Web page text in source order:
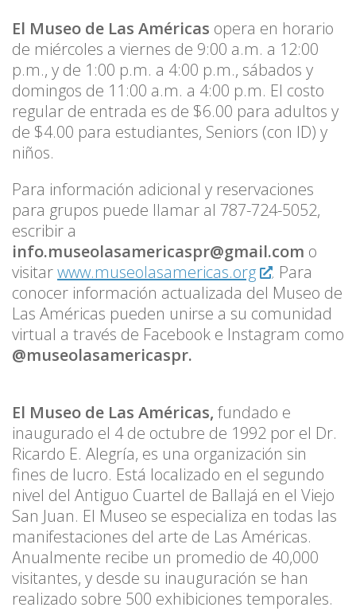
El Museo de Las Américas opera en horario
de miércoles a viernes de 9:00 a.m. a 12:00
p.m., y de 1:00 p.m. a 4:00 p.m., sábados y
domingos de 11:00 a.m. a 4:00 p.m. El costo
regular de entrada es de $6.00 para adultos y
de $4.00 para estudiantes, Seniors (con ID) y
niños.
Para información adicional y reservaciones
para grupos puede llamar al 787-724-5052,
escribir a
info.museolasamericaspr@gmail.com o
visitarwww.museolasamericas.org
. Para
conocer información actualizada del Museo de
Las Américas pueden unirse a su comunidad
virtual a través de Facebook e Instagram como
@museolasamericaspr.
El Museo de Las Américas, fundado e
inaugurado el 4 de octubre de 1992 por el Dr.
Ricardo E. Alegría, es una organización sin
fines de lucro. Está localizado en el segundo
nivel del Antiguo Cuartel de Ballajá en el Viejo
San Juan. El Museo se especializa en todas las
manifestaciones del arte de Las Américas.
Anualmente recibe un promedio de 40,000
visitantes, y desde su inauguración se han
realizado sobre 500 exhibiciones temporales.